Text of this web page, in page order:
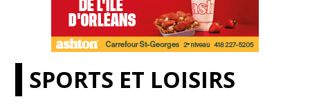
SPORTS ET LOISIRS